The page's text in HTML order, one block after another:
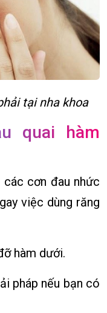
tại nha khoa
quai hàm
cơn đau nhức
việc dùng răng
hàm dưới.
pháp nếu bạn có